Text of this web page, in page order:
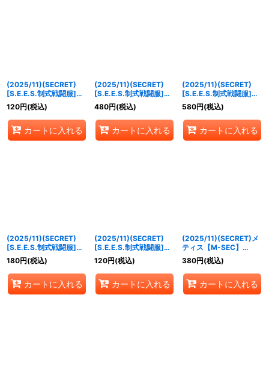
(2025/11)(SECRET)
[S.E.E.S.制式戦闘服]真
田明彦【M-SEC】
{CB33-010}《青》
120円(税込)
カートに入れる
(2025/11)(SECRET)
[S.E.E.S.制式戦闘服]桐
条美鶴【M-SEC】
{CB33-015}《青》
480円(税込)
カートに入れる
(2025/11)(SECRET)
[S.E.E.S.制式戦闘服]コ
ロマル【R-SEC】
{CB33-020}《青》
580円(税込)
カートに入れる
(2025/11)(SECRET)
[S.E.E.S.制式戦闘服]天
田乾【M-SEC】{CB33-
032}《青》
180円(税込)
カートに入れる
(2025/11)(SECRET)
[S.E.E.S.制式戦闘服]荒
垣真次郎【R-SEC】
{CB33-038}《青》
120円(税込)
カートに入れる
(2025/11)(SECRET)メ
ティス【M-SEC】
{CB33-060}《青》
380円(税込)
カートに入れる